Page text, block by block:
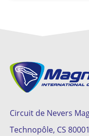
Circuit de Nevers
Technopôle, CS